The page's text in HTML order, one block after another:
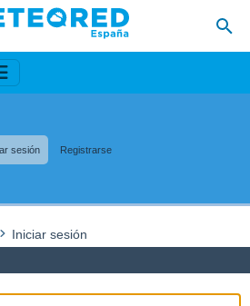
sesión Registrarse
Iniciar sesión